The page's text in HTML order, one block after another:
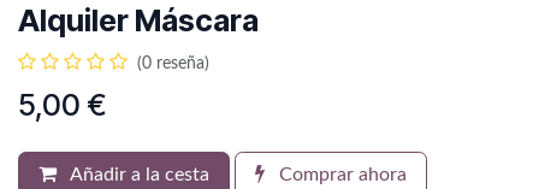
Alquiler Máscara
(0 reseña)
5,00 €
Añadir a la cesta Comprar ahora